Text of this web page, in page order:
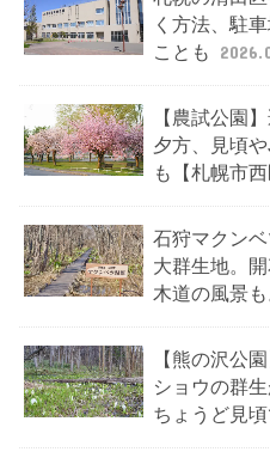
く方法、駐
ことも
【農試公園
夕方、見頃
も【札幌市西
石狩マクン
大群生地。
木道の風景も
【熊の沢公
ショウの群
ちょうど見頃